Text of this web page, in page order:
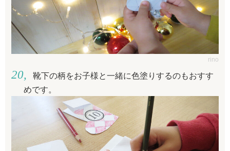
rino
靴下の柄をお子様と一緒に色塗りするのもおすす
めです。